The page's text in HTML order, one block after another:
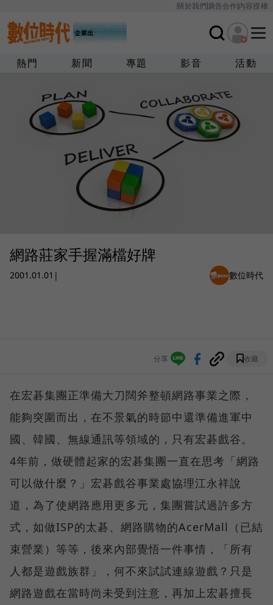
關於我們廣告合作內容授權
熱門 新聞 專題 影音 活動
網路莊家手握滿檔好牌
2001.01.01 | 數位時代
分享 收藏
在宏碁集團正準備大刀闊斧整頓網路事業之際，
能夠突圍而出，在不景氣的時節中還準備進軍中
國、韓國、無線通訊等領域的，只有宏碁戲谷。
4年前，做硬體起家的宏碁集團一直在思考「網路
可以做什麼？」宏碁戲谷事業處協理江永祥說
道，為了使網路應用更多元，集團嘗試過許多方
式，如做ISP的太碁、網路購物的AcerMall（已結
束營業）等等，後來內部覺悟一件事情，「所有
人都是遊戲族群」，何不來試試連線遊戲？只是
網路遊戲在當時尚未受到注意，再加上宏碁擅長